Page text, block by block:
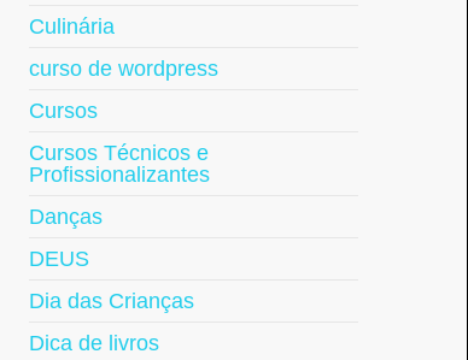
Culinária
curso de wordpress
Cursos
Cursos Técnicos e
Profissionalizantes
Danças
DEUS
Dia das Crianças
Dica de livros